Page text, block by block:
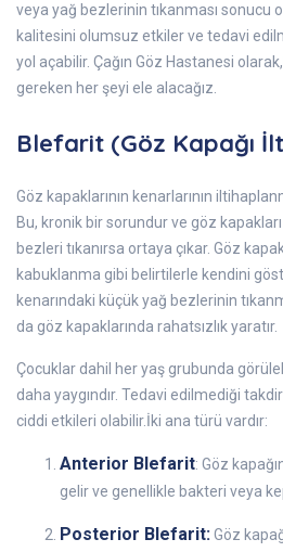
veya yağ bezlerinin tıkanması sonucu
kalitesini olumsuz etkiler ve tedavi
yol açabilir. Çağın Göz Hastanesi
gereken her şeyi ele alacağız.
Blefarit (Göz Kapağı
Göz kapaklarının kenarlarının
Bu, kronik bir sorundur ve göz
bezleri tıkanırsa ortaya çıkar. Göz
kabuklanma gibi belirtilerle kendini
kenarındaki küçük yağ bezlerinin
da göz kapaklarında rahatsızlık yaratır.
Çocuklar dahil her yaş grubunda
daha yaygındır. Tedavi edilmediği
ciddi etkileri olabilir.İki ana türü vardır:
Anterior Blefarit: Göz
gelir ve genellikle bakteri veya
Posterior Blefarit:Göz